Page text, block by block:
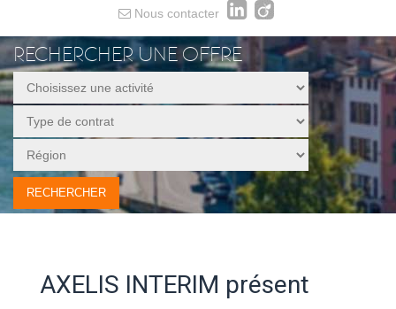
Nous contacter
RECHERCHER UNE OFFRE
AXELIS INTERIM présent